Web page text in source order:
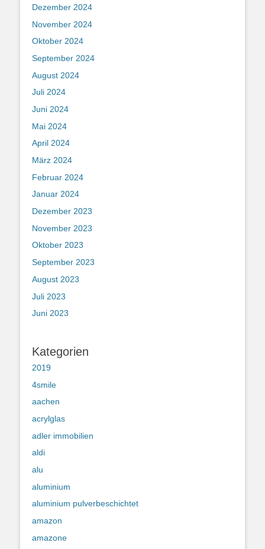
Dezember 2024
November 2024
Oktober 2024
September 2024
August 2024
Juli 2024
Juni 2024
Mai 2024
April 2024
März 2024
Februar 2024
Januar 2024
Dezember 2023
November 2023
Oktober 2023
September 2023
August 2023
Juli 2023
Juni 2023
Kategorien
2019
4smile
aachen
acrylglas
adler immobilien
aldi
alu
aluminium
aluminium pulverbeschichtet
amazon
amazone